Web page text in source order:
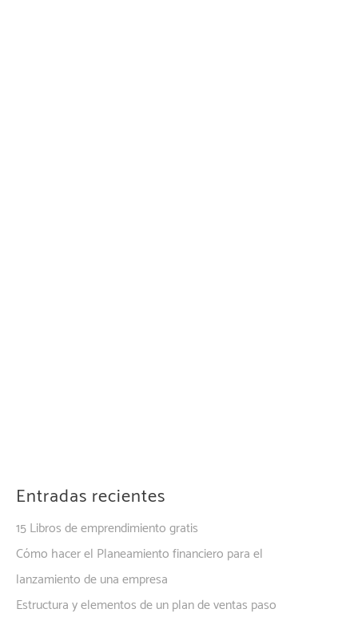
Entradas recientes
15 Libros de emprendimiento gratis
Cómo hacer el Planeamiento financiero para el
lanzamiento de una empresa
Estructura y elementos de un plan de ventas paso